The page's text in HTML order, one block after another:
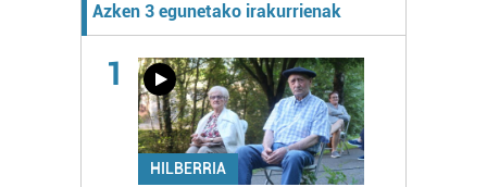
Azken 3 egunetako irakurrienak
1
HILBERRIA